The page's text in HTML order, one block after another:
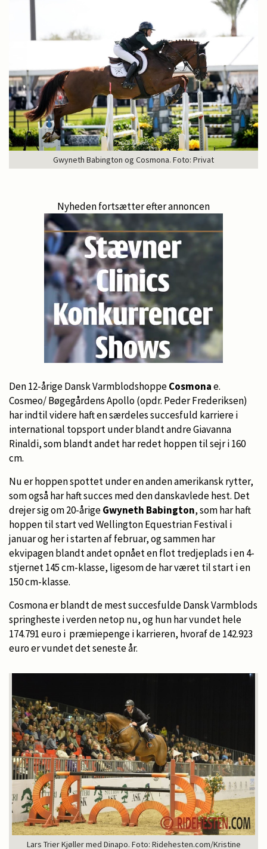
Gwyneth Babington og Cosmona. Foto: Privat
Nyheden fortsætter efter annoncen
Den 12-årige Dansk VarmblodshoppeCosmonae.
Cosmeo/ Bøgegårdens Apollo (opdr. Peder Frederiksen)
har indtil videre haft en særdeles succesfuld karriere i
international topsport under blandt andre Giavanna
Rinaldi, som blandt andet har redet hoppen til sejr i 160
cm.
Nu er hoppen spottet under en anden amerikansk rytter,
som også har haft succes med den danskavlede hest. Det
drejer sig om 20-årigeGwyneth Babington, som har haft
hoppen til start ved Wellington Equestrian Festival i
januar og her i starten af februar, og sammen har
ekvipagen blandt andet opnået en flot tredjeplads i en 4-
stjernet 145 cm-klasse, ligesom de har været til start i en
150 cm-klasse.
Cosmona er blandt de mest succesfulde Dansk Varmblods
springheste i verden netop nu, og hun har vundet hele
174.791 euro i præmiepenge i karrieren, hvoraf de 142.923
euro er vundet det seneste år.
Lars Trier Kjøller med Dinapo. Foto: Ridehesten.com/Kristine